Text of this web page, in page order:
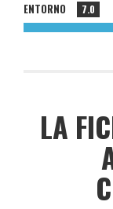
ENTORNO 7.0
LA